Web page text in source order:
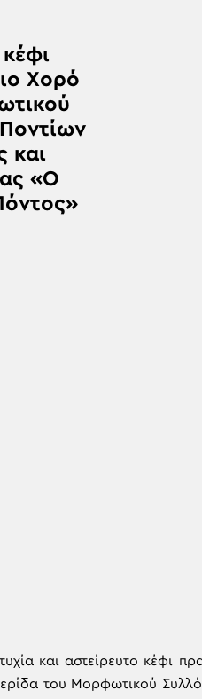
Χορό
και
«Ο
και αστείρευτο κέφι
του Μορφωτικού